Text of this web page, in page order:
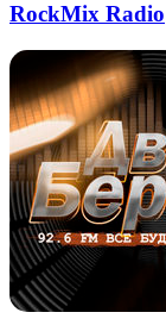
RockMix Radio